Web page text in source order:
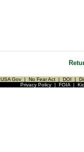
USA Gov | No Fear Act | DOI |
Privacy Policy| FOIA|